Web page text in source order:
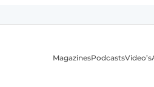
MagazinesPodcastsVideo’s